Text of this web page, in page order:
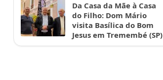
Da Casa da Mãe à Casa
do Filho: Dom Mário
visita Basílica do Bom
Jesus em Tremembé (SP)